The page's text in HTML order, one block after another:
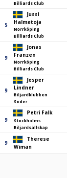
Billiards Club
5
Jussi
Halmetoja
Norrköping
Billiards Club
9
Jonas
Franzen
Norrköping
Billiards Club
9
Jesper
Lindner
Biljardklubben
Söder
9
Petri Falk
Stockholms
Biljardsällskap
9
Therese
Wiman